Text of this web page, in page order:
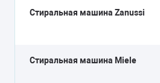
Стиральная машина Zanussi
Стиральная машина Miele